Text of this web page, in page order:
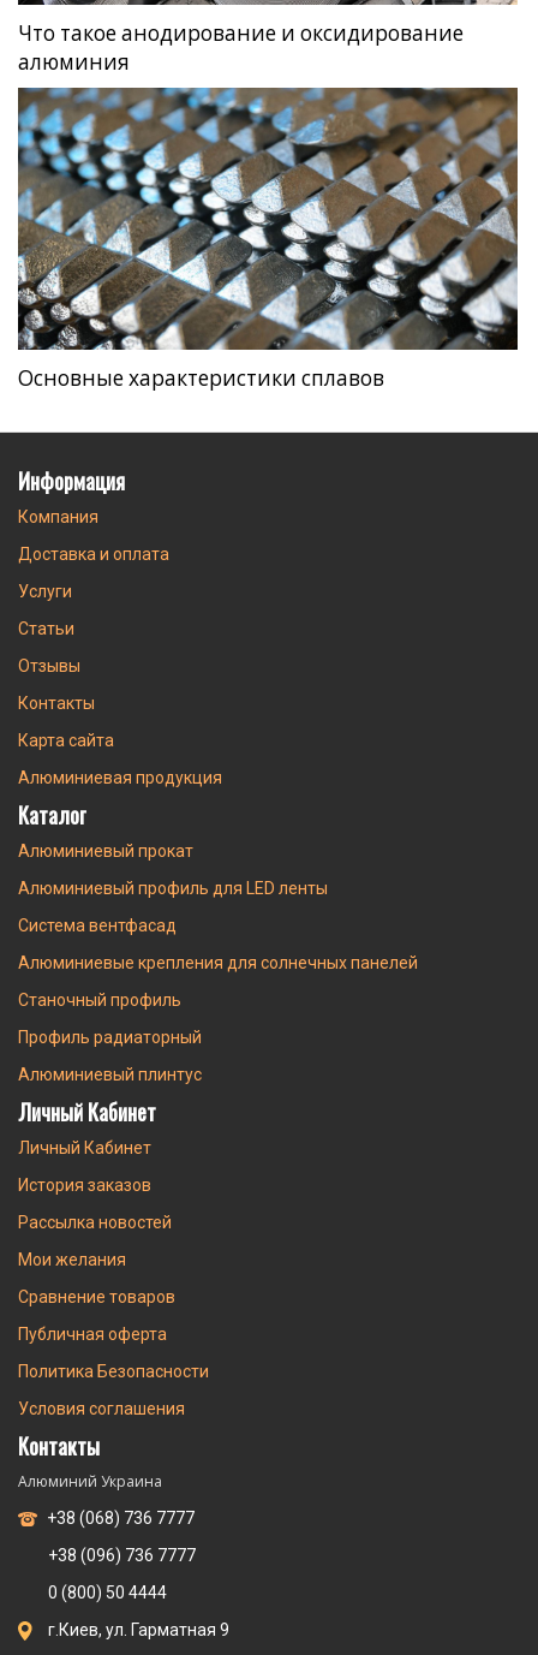
Что такое анодирование и оксидирование
алюминия
Основные характеристики сплавов
Информация
Компания
Доставка и оплата
Услуги
Статьи
Отзывы
Контакты
Карта сайта
Алюминиевая продукция
Каталог
Алюминиевый прокат
Алюминиевый профиль для LED ленты
Система вентфасад
Алюминиевые крепления для солнечных панелей
Станочный профиль
Профиль радиаторный
Алюминиевый плинтус
Личный Кабинет
Личный Кабинет
История заказов
Рассылка новостей
Мои желания
Сравнение товаров
Публичная оферта
Политика Безопасности
Условия соглашения
Контакты
Алюминий Украина
+38 (068) 736 7777
+38 (096) 736 7777
0 (800) 50 4444
г.Киев, ул. Гарматная 9